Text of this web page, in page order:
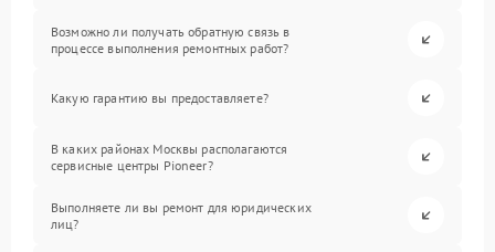
Возможно ли получать обратную связь в
процессе выполнения ремонтных работ?
Какую гарантию вы предоставляете?
В каких районах Москвы располагаются
сервисные центры Pioneer?
Выполняете ли вы ремонт для юридических
лиц?